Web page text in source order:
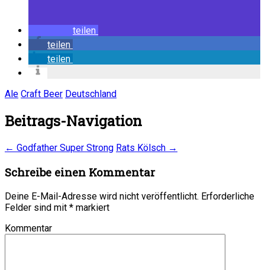
teilen
teilen
teilen
Ale Craft Beer Deutschland
Beitrags-Navigation
← Godfather Super Strong Rats Kölsch →
Schreibe einen Kommentar
Deine E-Mail-Adresse wird nicht veröffentlicht. Erforderliche
Felder sind mit * markiert
Kommentar